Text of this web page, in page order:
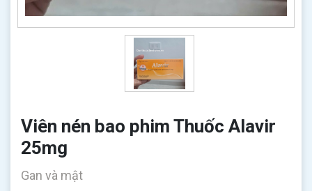
Viên nén bao phim Thuốc Alavir
25mg
Gan và mật